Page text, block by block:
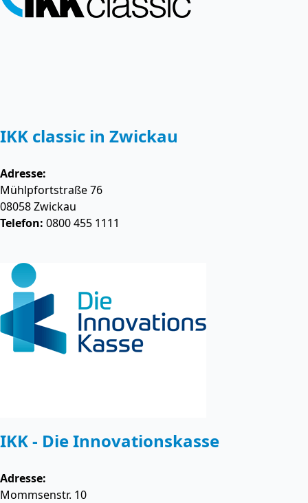
IKK classic in Zwickau
Adresse:
Mühlpfortstraße 76
08058Zwickau
Telefon: 0800 455 1111
IKK - Die Innovationskasse
Adresse:
Mommsenstr. 10